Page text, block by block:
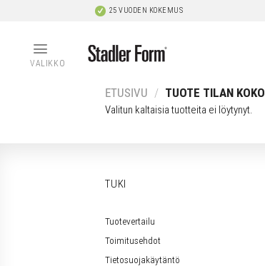
25 VUODEN KOKEMUS
VALIKKO
ETUSIVU / TUOTE TILAN KOKO
Valitun kaltaisia tuotteita ei löytynyt.
TUKI
Tuotevertailu
Toimitusehdot
Tietosuojakäytäntö